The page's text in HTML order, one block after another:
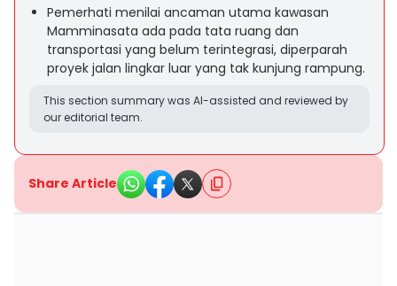
Pemerhati menilai ancaman utama kawasan
Mamminasata ada pada tata ruang dan
transportasi yang belum terintegrasi, diperparah
proyek jalan lingkar luar yang tak kunjung rampung.
This section summary was AI-assisted and reviewed by
our editorial team.
Share Article